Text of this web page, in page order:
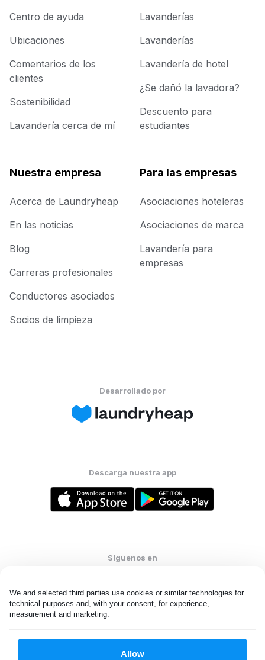
We and selected third parties use cookies or similar technologies for
technical purposes and, with your consent, for experience,
measurement and marketing.
Allow
Centro de ayuda
Ubicaciones
Comentarios de los
clientes
Sostenibilidad
Lavandería cerca de mí
Lavanderías
Lavanderías
Lavandería de hotel
¿Se dañó la lavadora?
Descuento para
estudiantes
Nuestra empresa
Acerca de Laundryheap
En las noticias
Blog
Carreras profesionales
Conductores asociados
Socios de limpieza
Para las empresas
Asociaciones hoteleras
Asociaciones de marca
Lavandería para
empresas
Desarrollado por
Descarga nuestra app
Síguenos en